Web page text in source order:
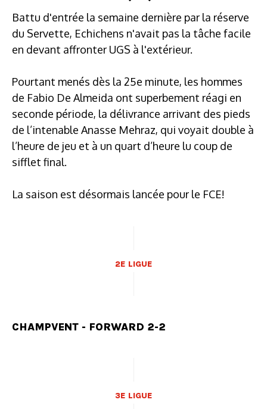
Battu d'entrée la semaine dernière par la réserve
du Servette, Echichens n'avait pas la tâche facile
en devant affronter UGS à l'extérieur.
Pourtant menés dès la 25e minute, les hommes
de Fabio De Almeida ont superbement réagi en
seconde période, la délivrance arrivant des pieds
de l’intenable Anasse Mehraz, qui voyait double à
l’heure de jeu et à un quart d’heure lu coup de
sifflet final.
La saison est désormais lancée pour le FCE!
2E LIGUE
CHAMPVENT - FORWARD 2-2
3E LIGUE